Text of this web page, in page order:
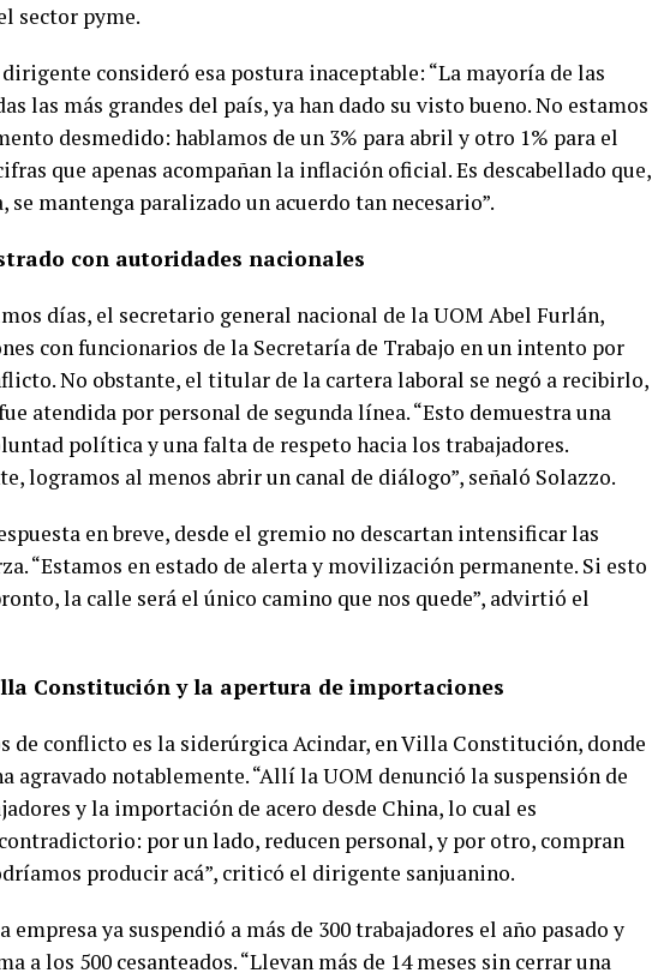
sector pyme.
consideró esa postura inaceptable: “La mayoría de las
las más grandes del país, ya han dado su visto bueno. No estamos
desmedido: hablamos de un 3% para abril y otro 1% para el
que apenas acompañan la inflación oficial. Es descabellado que,
se mantenga paralizado un acuerdo tan necesario”.
con autoridades nacionales
días, el secretario general nacional de la UOM Abel Furlán,
con funcionarios de la Secretaría de Trabajo en un intento por
No obstante, el titular de la cartera laboral se negó a recibirlo,
atendida por personal de segunda línea. “Esto demuestra una
política y una falta de respeto hacia los trabajadores.
logramos al menos abrir un canal de diálogo”, señaló Solazzo.
en breve, desde el gremio no descartan intensificar las
“Estamos en estado de alerta y movilización permanente. Si esto
la calle será el único camino que nos quede”, advirtió el
Constitución y la apertura de importaciones
de conflicto es la siderúrgica Acindar, en Villa Constitución, donde
agravado notablemente. “Allí la UOM denunció la suspensión de
y la importación de acero desde China, lo cual es
por un lado, reducen personal, y por otro, compran
producir acá”, criticó el dirigente sanjuanino.
empresa ya suspendió a más de 300 trabajadores el año pasado y
a los 500 cesanteados. “Llevan más de 14 meses sin cerrar una